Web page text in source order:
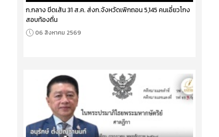
ก.กลาง ขีดเส้น 31 ส.ค. ส่งก.จังหวัดเพิกถอน 5,145 คนเอี่ยวโกง
สอบท้องถิ่น
06 สิงหาคม 2569